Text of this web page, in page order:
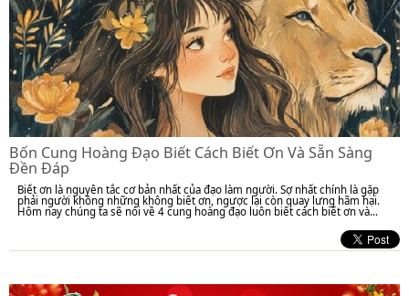
Bốn Cung Hoàng Đạo Biết Cách Biết Ơn Và Sẵn Sàng
Đền Đáp
Biết ơn là nguyên tắc cơ bản nhất của đạo làm người. Sợ nhất chính là gặp
phải người không những không biết ơn, ngược lại còn quay lưng hãm hại.
Hôm nay chúng ta sẽ nói về 4 cung hoàng đạo luôn biết cách biết ơn và...